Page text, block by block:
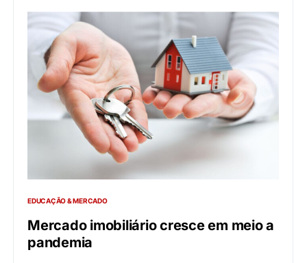
EDUCAÇÃO & MERCADO
Mercado imobiliário cresce em meio a
pandemia